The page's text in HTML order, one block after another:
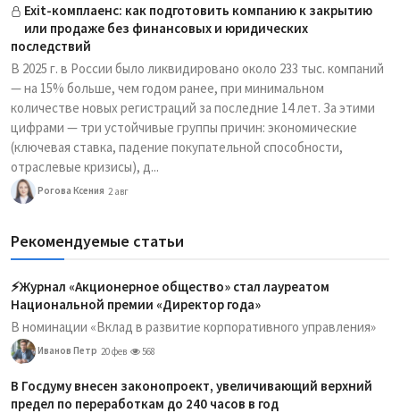
Exit-комплаенс: как подготовить компанию к закрытию
или продаже без финансовых и юридических
последствий
В 2025 г. в России было ликвидировано около 233 тыс. компаний
— на 15% больше, чем годом ранее, при минимальном
количестве новых регистраций за последние 14 лет. За этими
цифрами — три устойчивые группы причин: экономические
(ключевая ставка, падение покупательной способности,
отраслевые кризисы), д...
Рогова Ксения 2 авг
Рекомендуемые статьи
⚡️Журнал «Акционерное общество» стал лауреатом
Национальной премии «Директор года»
В номинации «Вклад в развитие корпоративного управления»
Иванов Петр 20 фев 568
В Госдуму внесен законопроект, увеличивающий верхний
предел по переработкам до 240 часов в год